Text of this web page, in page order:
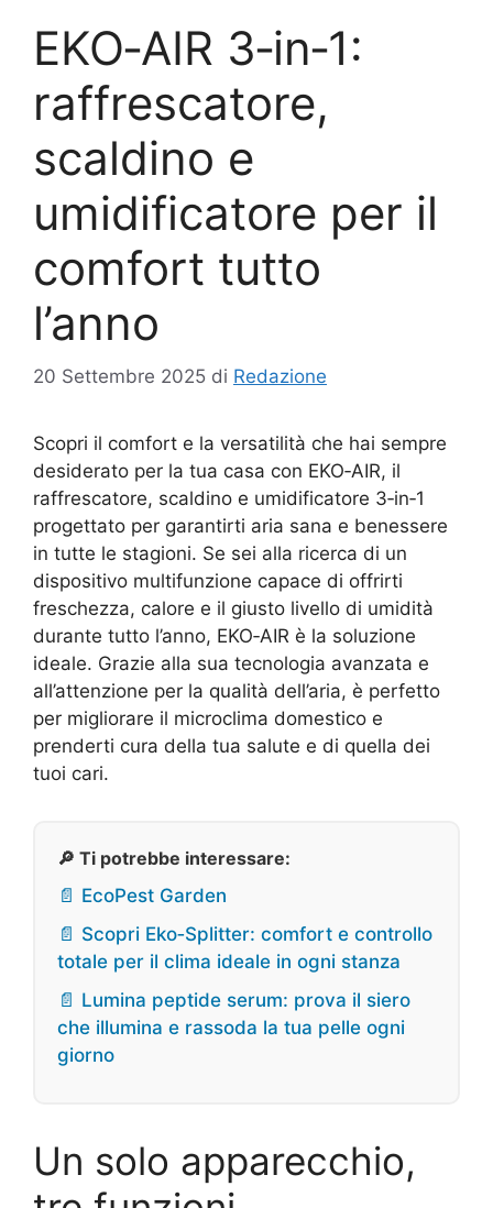
EKO‑AIR 3‑in‑1:
raffrescatore,
scaldino e
umidificatore per il
comfort tutto
l’anno
20 Settembre 2025 di Redazione
Scopri il comfort e la versatilità che hai sempre
desiderato per la tua casa con EKO‑AIR, il
raffrescatore, scaldino e umidificatore 3‑in‑1
progettato per garantirti aria sana e benessere
in tutte le stagioni. Se sei alla ricerca di un
dispositivo multifunzione capace di offrirti
freschezza, calore e il giusto livello di umidità
durante tutto l’anno, EKO‑AIR è la soluzione
ideale. Grazie alla sua tecnologia avanzata e
all’attenzione per la qualità dell’aria, è perfetto
per migliorare il microclima domestico e
prenderti cura della tua salute e di quella dei
tuoi cari.
🔎 Ti potrebbe interessare:
📄 EcoPest Garden
📄 Scopri Eko‑Splitter: comfort e controllo
totale per il clima ideale in ogni stanza
📄 Lumina peptide serum: prova il siero
che illumina e rassoda la tua pelle ogni
giorno
Un solo apparecchio,